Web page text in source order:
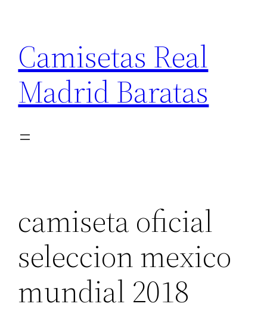
contenido
Camisetas Real
Madrid Baratas
camiseta oficial
seleccion mexico
mundial 2018